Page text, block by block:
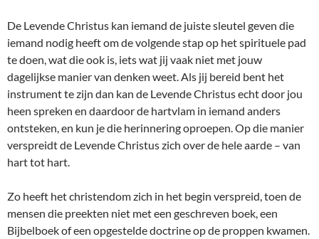
De Levende Christus kan iemand de juiste sleutel geven die
iemand nodig heeft om de volgende stap op het spirituele pad
te doen, wat die ook is, iets wat jij vaak niet met jouw
dagelijkse manier van denken weet. Als jij bereid bent het
instrument te zijn dan kan de Levende Christus echt door jou
heen spreken en daardoor de hartvlam in iemand anders
ontsteken, en kun je die herinnering oproepen. Op die manier
verspreidt de Levende Christus zich over de hele aarde – van
hart tot hart.
Zo heeft het christendom zich in het begin verspreid, toen de
mensen die preekten niet met een geschreven boek, een
Bijbelboek of een opgestelde doctrine op de proppen kwamen.